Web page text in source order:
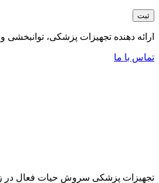
ارائه دهنده تجهیزات پزشکی،
تماس با ما
تجهیزات پزشکی سروش حیات فعال در